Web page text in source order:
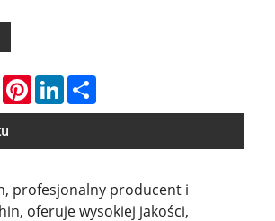
WhatsAppPinterestLinkedIn
profesjonalny producent i
oferuje wysokiej jakości,